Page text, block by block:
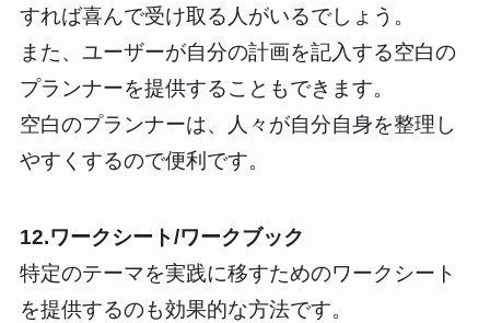
すれば喜んで受け取る人がいるでしょう。
また、ユーザーが自分の計画を記入する空白の
プランナーを提供することもできます。
空白のプランナーは、人々が自分自身を整理し
やすくするので便利です。
12.ワークシート/ワークブック
特定のテーマを実践に移すためのワークシート
を提供するのも効果的な方法です。